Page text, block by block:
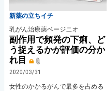
新薬の立ちイチ
乳がん治療薬ベージニオ
副作用で頻発の下痢、ど
う捉えるかが評価の分か
れ目
2020/03/31
女性のかかるがんで最多を占める